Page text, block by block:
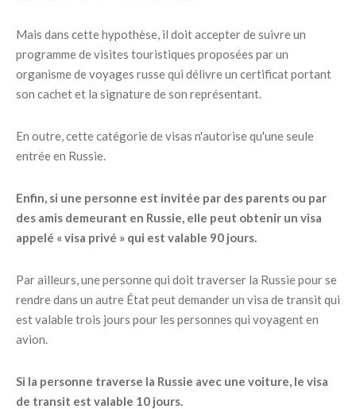
Mais dans cette hypothèse, il doit accepter de suivre un
programme de visites touristiques proposées par un
organisme de voyages russe qui délivre un certificat portant
son cachet et la signature de son représentant.
En outre, cette catégorie de visas n'autorise qu'une seule
entrée en Russie.
Enfin, si une personne est invitée par des parents ou par
des amis demeurant en Russie, elle peut obtenir un visa
appelé « visa privé » qui est valable 90 jours.
Par ailleurs, une personne qui doit traverser la Russie pour se
rendre dans un autre État peut demander un visa de transit qui
est valable trois jours pour les personnes qui voyagent en
avion.
Si la personne traverse la Russie avec une voiture, le visa
de transit est valable 10 jours.